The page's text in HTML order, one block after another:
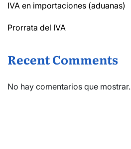
IVA en importaciones (aduanas)
Prorrata del IVA
Recent Comments
No hay comentarios que mostrar.